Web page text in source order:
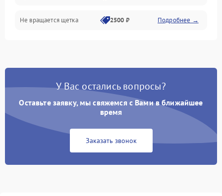
Не вращается щетка 2500 ₽ Подробнее →
Поломка контейнера для
Плохая уборка шерсти
2400 ₽ Подробнее →
У Вас остались вопросы?
Оставьте заявку, мы свяжемся с Вами в ближайшее
время
Заказать звонок